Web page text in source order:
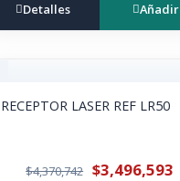
Detalles Añadir
RECEPTOR LASER REF LR50
$4,370,742 $3,496,593